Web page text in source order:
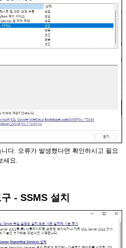
다. 오류가 발생했다면 확인하시고 필요
요.
- SSMS 설치